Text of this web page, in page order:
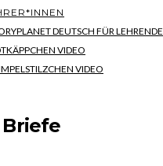
DEUTSCH FÜR LEHRENDE
VIDEO
VIDEO